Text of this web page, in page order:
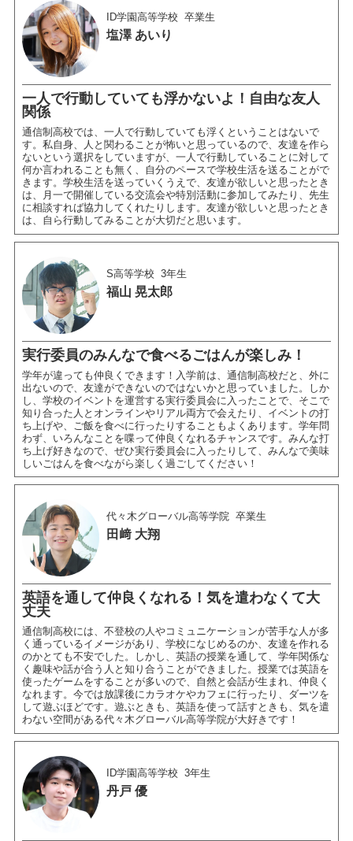
ID学園高等学校 卒業生
塩澤 あいり
一人で行動していても浮かないよ！自由な友人
関係
通信制高校では、一人で行動していても浮くということはないで
す。私自身、人と関わることが怖いと思っているので、友達を作ら
ないという選択をしていますが、一人で行動していることに対して
何か言われることも無く、自分のペースで学校生活を送ることがで
きます。学校生活を送っていくうえで、友達が欲しいと思ったとき
は、月一で開催している交流会や特別活動に参加してみたり、先生
に相談すれば協力してくれたりします。友達が欲しいと思ったとき
は、自ら行動してみることが大切だと思います。
S高等学校 3年生
福山 晃太郎
実行委員のみんなで食べるごはんが楽しみ！
学年が違っても仲良くできます！入学前は、通信制高校だと、外に
出ないので、友達ができないのではないかと思っていました。しか
し、学校のイベントを運営する実行委員会に入ったことで、そこで
知り合った人とオンラインやリアル両方で会えたり、イベントの打
ち上げや、ご飯を食べに行ったりすることもよくあります。学年問
わず、いろんなことを喋って仲良くなれるチャンスです。みんな打
ち上げ好きなので、ぜひ実行委員会に入ったりして、みんなで美味
しいごはんを食べながら楽しく過ごしてください！
代々木グローバル高等学院 卒業生
田﨑 大翔
英語を通して仲良くなれる！気を遣わなくて大
丈夫
通信制高校には、不登校の人やコミュニケーションが苦手な人が多
く通っているイメージがあり、学校になじめるのか、友達を作れる
のかとても不安でした。しかし、英語の授業を通して、学年関係な
く趣味や話が合う人と知り合うことができました。授業では英語を
使ったゲームをすることが多いので、自然と会話が生まれ、仲良く
なれます。今では放課後にカラオケやカフェに行ったり、ダーツを
して遊ぶほどです。遊ぶときも、英語を使って話すときも、気を遣
わない空間がある代々木グローバル高等学院が大好きです！
ID学園高等学校 3年生
丹戸 優